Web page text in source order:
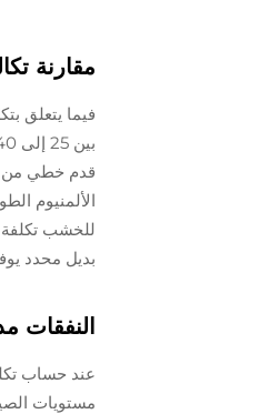
مقارنة
فيما يتعلق
قدم خطي من
الألمنيوم
للخشب تكلفة
بديل محدد
النفقات
عند حساب
مستويات